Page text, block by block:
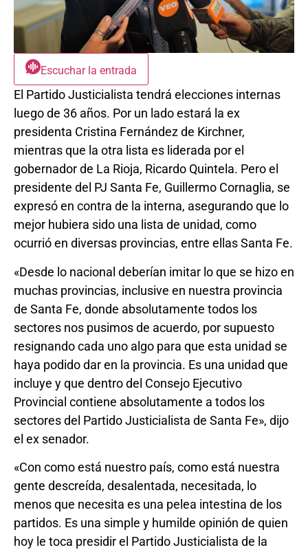
Escuchar la entrada
El Partido Justicialista tendrá elecciones internas
luego de 36 años. Por un lado estará la ex
presidenta Cristina Fernández de Kirchner,
mientras que la otra lista es liderada por el
gobernador de La Rioja, Ricardo Quintela. Pero el
presidente del PJ Santa Fe, Guillermo Cornaglia, se
expresó en contra de la interna, asegurando que lo
mejor hubiera sido una lista de unidad, como
ocurrió en diversas provincias, entre ellas Santa Fe.
«Desde lo nacional deberían imitar lo que se hizo en
muchas provincias, inclusive en nuestra provincia
de Santa Fe, donde absolutamente todos los
sectores nos pusimos de acuerdo, por supuesto
resignando cada uno algo para que esta unidad se
haya podido dar en la provincia. Es una unidad que
incluye y que dentro del Consejo Ejecutivo
Provincial contiene absolutamente a todos los
sectores del Partido Justicialista de Santa Fe», dijo
el ex senador.
«Con como está nuestro país, como está nuestra
gente descreída, desalentada, necesitada, lo
menos que necesita es una pelea intestina de los
partidos. Es una simple y humilde opinión de quien
hoy le toca presidir el Partido Justicialista de la